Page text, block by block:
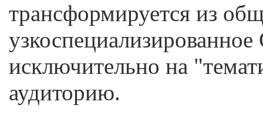
трансформируется из
исключительно на
аудиторию.